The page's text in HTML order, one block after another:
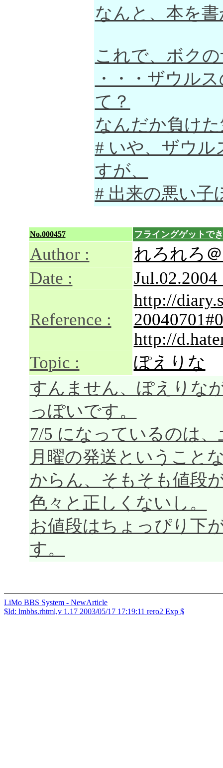
なんと、本を
これで、ボク
・・・ザウル
て？
なんだか負け
# いや、ザウ
すが、
# 出来の悪い子
No.000457 フライングゲットで
Author :
れろれろ
Date :
Jul.02.2004
Reference :
http://
http://
Topic :
ぽえりな
すんません、ぽえりな
っぽいです。
7/5 になっているのは
月曜の発送ということ
からん、そもそも値段
色々と正しくないし。
お値段はちょっぴり下
す。
LiMo BBS System - NewArticle
$Id: lmbbs.rhtml,v 1.17 2003/05/17 17:19:11 rero2 Exp $